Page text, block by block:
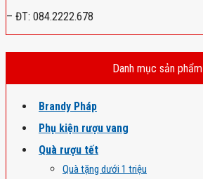
– ĐT: 084.2222.678
Danh mục sản phẩm
Brandy Pháp
Phụ kiện rượu vang
Quà rượu tết
Quà tặng dưới 1 triệu